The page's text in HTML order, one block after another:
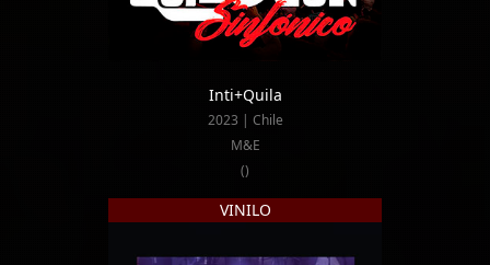
Inti+Quila
2023 | Chile
M&E
()
VINILO